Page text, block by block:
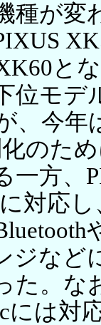
種が変
と
位モ
、今年
のた
一方、
対応
ジなど
た。な
には